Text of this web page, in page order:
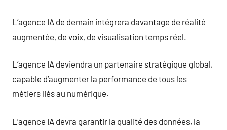
L’agence IA de demain intégrera davantage de réalité
augmentée, de voix, de visualisation temps réel.
L’agence IA deviendra un partenaire stratégique global,
capable d’augmenter la performance de tous les
métiers liés au numérique.
L’agence IA devra garantir la qualité des données, la